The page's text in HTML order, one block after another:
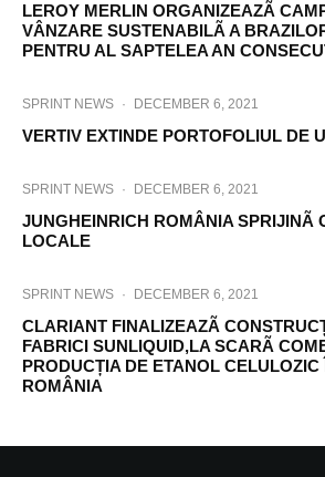
LEROY MERLIN ORGANIZEAZÃ
VÂNZARE SUSTENABILÃ A
PENTRU AL SAPTELEA AN
SPRINT NEWS · DECEMBER 6, 2021
VERTIV EXTINDE PORTOFOLIUL DE
SPRINT NEWS · DECEMBER 6, 2021
JUNGHEINRICH ROMÂNIA SPRIJINÃ
LOCALE
SPRINT NEWS · DECEMBER 6, 2021
CLARIANT FINALIZEAZÃ
FABRICI SUNLIQUID,LA SCARÃ
PRODUCȚIA DE ETANOL CELULOZIC
ROMÂNIA